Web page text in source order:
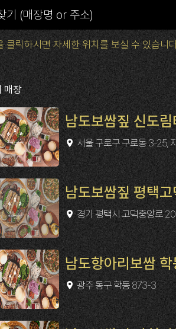
클릭하시면 자세한 위치를 보실 수 있습니
매장
남도보쌈짚 신도
서울 구로구 구로동 3-25,
남도보쌈짚 평택
경기 평택시 고덕중앙로
남도항아리보쌈
광주 동구 학동 873-3